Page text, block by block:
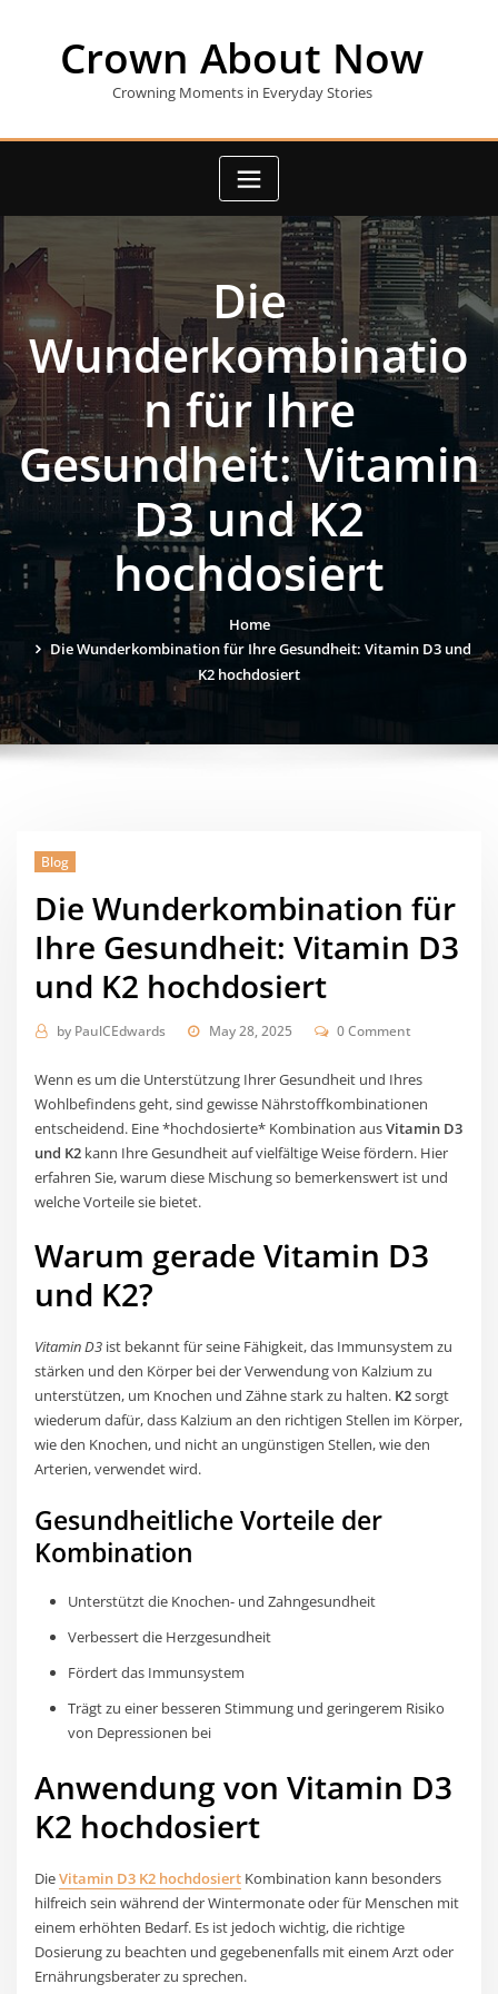
Crown About Now
Crowning Moments in Everyday Stories
Die
Wunderkombinatio
n für Ihre
Gesundheit: Vitamin
D3 und K2
hochdosiert
Home
Die Wunderkombination für Ihre Gesundheit: Vitamin D3 und
K2 hochdosiert
Blog
Die Wunderkombination für
Ihre Gesundheit: Vitamin D3
und K2 hochdosiert
by PaulCEdwards May 28, 2025 0 Comment
Wenn es um die Unterstützung Ihrer Gesundheit und Ihres
Wohlbefindens geht, sind gewisse Nährstoffkombinationen
entscheidend. Eine *hochdosierte* Kombination ausVitamin D3
und K2 kann Ihre Gesundheit auf vielfältige Weise fördern. Hier
erfahren Sie, warum diese Mischung so bemerkenswert ist und
welche Vorteile sie bietet.
Warum gerade Vitamin D3
und K2?
Vitamin D3 ist bekannt für seine Fähigkeit, das Immunsystem zu
stärken und den Körper bei der Verwendung von Kalzium zu
unterstützen, um Knochen und Zähne stark zu halten. K2sorgt
wiederum dafür, dass Kalzium an den richtigen Stellen im Körper,
wie den Knochen, und nicht an ungünstigen Stellen, wie den
Arterien, verwendet wird.
Gesundheitliche Vorteile der
Kombination
Unterstützt die Knochen- und Zahngesundheit
Verbessert die Herzgesundheit
Fördert das Immunsystem
Trägt zu einer besseren Stimmung und geringerem Risiko
von Depressionen bei
Anwendung von Vitamin D3
K2 hochdosiert
DieVitamin D3 K2 hochdosiert Kombination kann besonders
hilfreich sein während der Wintermonate oder für Menschen mit
einem erhöhten Bedarf. Es ist jedoch wichtig, die richtige
Dosierung zu beachten und gegebenenfalls mit einem Arzt oder
Ernährungsberater zu sprechen.